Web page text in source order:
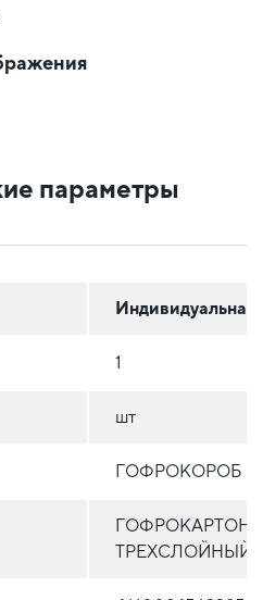
параметры
Индивидуальная
1
шт
ГОФРОКОРОБ
ГОФРОКАРТОН
ТРЕХСЛОЙНЫЙ